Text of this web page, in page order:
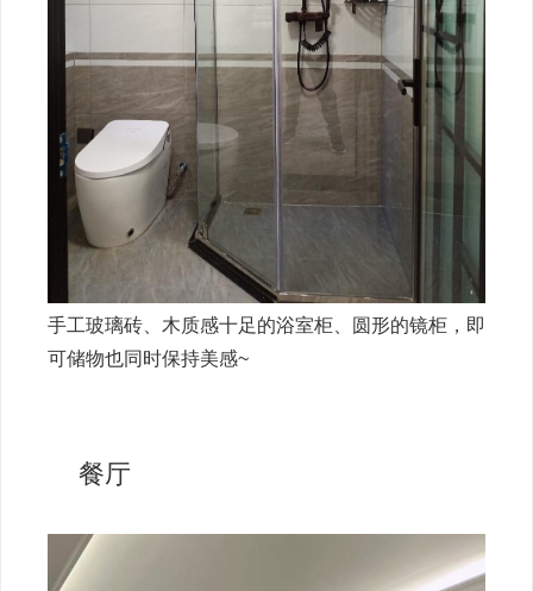
手工玻璃砖、木质感十足的浴室柜、圆形的镜柜，即
可储物也同时保持美感~
餐厅